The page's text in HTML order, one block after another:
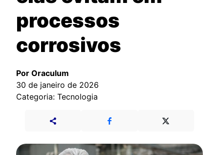
processos
corrosivos
Por Oraculum
30 de janeiro de 2026
Categoria: Tecnologia